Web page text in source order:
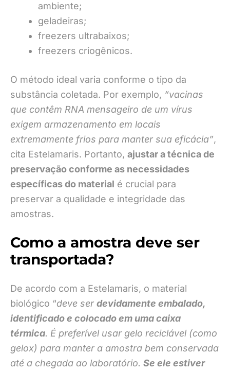
ambiente;
geladeiras;
freezers ultrabaixos;
freezers criogênicos.
O método ideal varia conforme o tipo da
substância coletada. Por exemplo, “vacinas
que contêm RNA mensageiro de um vírus
exigem armazenamento em locais
extremamente frios para manter sua eficácia”,
cita Estelamaris. Portanto, ajustar a técnica de
preservação conforme as necessidades
específicas do material é crucial para
preservar a qualidade e integridade das
amostras.
Como a amostra deve ser
transportada?
De acordo com a Estelamaris, o material
biológico “deve ser devidamente embalado,
identificado e colocado em uma caixa
térmica. É preferível usar gelo reciclável (como
gelox) para manter a amostra bem conservada
até a chegada ao laboratório. Se ele estiver